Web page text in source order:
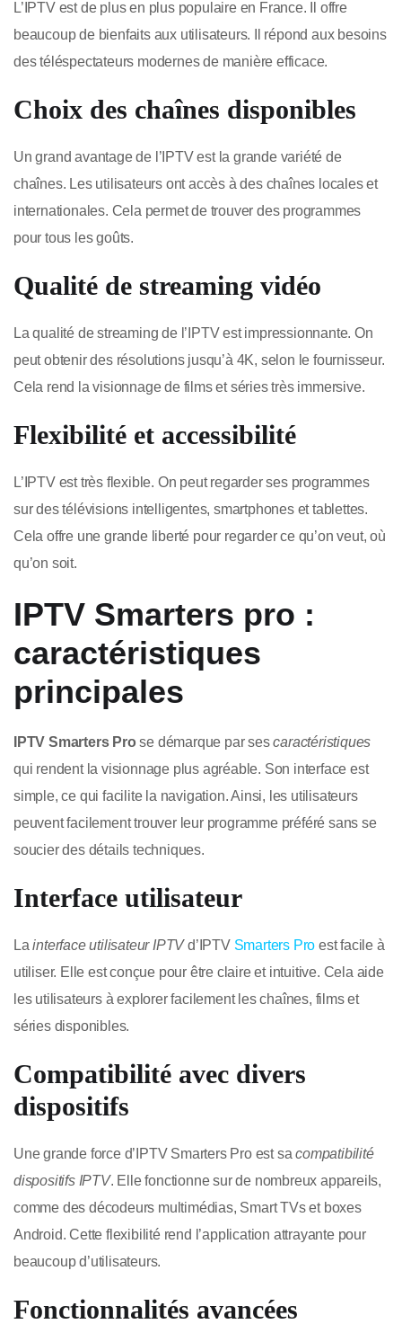
L’IPTV est de plus en plus populaire en France. Il offre
beaucoup de bienfaits aux utilisateurs. Il répond aux besoins
des téléspectateurs modernes de manière efficace.
Choix des chaînes disponibles
Un grand avantage de l’IPTV est la grande variété de
chaînes. Les utilisateurs ont accès à des chaînes locales et
internationales. Cela permet de trouver des programmes
pour tous les goûts.
Qualité de streaming vidéo
La qualité de streaming de l’IPTV est impressionnante. On
peut obtenir des résolutions jusqu’à 4K, selon le fournisseur.
Cela rend la visionnage de films et séries très immersive.
Flexibilité et accessibilité
L’IPTV est très flexible. On peut regarder ses programmes
sur des télévisions intelligentes, smartphones et tablettes.
Cela offre une grande liberté pour regarder ce qu’on veut, où
qu’on soit.
IPTV Smarters pro :
caractéristiques
principales
IPTV Smarters Pro se démarque par sescaractéristiques
qui rendent la visionnage plus agréable. Son interface est
simple, ce qui facilite la navigation. Ainsi, les utilisateurs
peuvent facilement trouver leur programme préféré sans se
soucier des détails techniques.
Interface utilisateur
Lainterface utilisateur IPTVd’IPTV Smarters Pro est facile à
utiliser. Elle est conçue pour être claire et intuitive. Cela aide
les utilisateurs à explorer facilement les chaînes, films et
séries disponibles.
Compatibilité avec divers
dispositifs
Une grande force d’IPTV Smarters Pro est sacompatibilité
dispositifs IPTV. Elle fonctionne sur de nombreux appareils,
comme des décodeurs multimédias, Smart TVs et boxes
Android. Cette flexibilité rend l’application attrayante pour
beaucoup d’utilisateurs.
Fonctionnalités avancées